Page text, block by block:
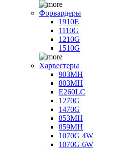
Форвардеры
1910E
1110G
1210G
1510G
Харвестеры
903MH
803MH
E260LC
1270G
1470G
853MH
859MH
1070G 4W
1070G 6W